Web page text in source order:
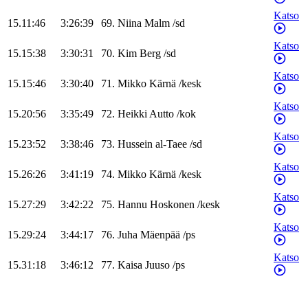
15.11:46 3:26:39 69. Niina Malm /sd
Katso
15.15:38 3:30:31 70. Kim Berg /sd
Katso
15.15:46 3:30:40 71. Mikko Kärnä /kesk
Katso
15.20:56 3:35:49 72. HeikkiAutto /kok
Katso
15.23:52 3:38:46 73. Hussein al-Taee /sd
Katso
15.26:26 3:41:19 74. Mikko Kärnä /kesk
Katso
15.27:29 3:42:22 75. Hannu Hoskonen /kesk
Katso
15.29:24 3:44:17 76. Juha Mäenpää /ps
Katso
15.31:18 3:46:12 77. Kaisa Juuso /ps
Katso